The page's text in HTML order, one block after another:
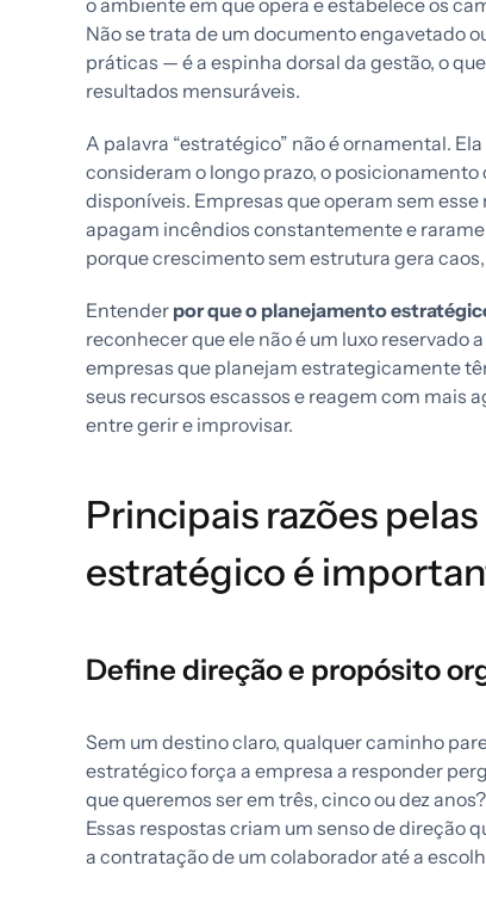
Não se trata de um documento engavetado
práticas — é a espinha dorsal da gestão, o
resultados mensuráveis.
A palavra “estratégico” não é ornamental.
consideram o longo prazo, o
disponíveis. Empresas que operam sem
apagam incêndios constantemente e
porque crescimento sem estrutura gera
Entender por que o planejamento
reconhecer que ele não é um luxo reservado
empresas que planejam estrategicamente
seus recursos escassos e reagem com mais
entre gerir e improvisar.
Principais razões
estratégico é
Define direção e propósito
Sem um destino claro, qualquer caminho
estratégico força a empresa a responder
que queremos ser em três, cinco ou dez
Essas respostas criam um senso de direção
a contratação de um colaborador até a